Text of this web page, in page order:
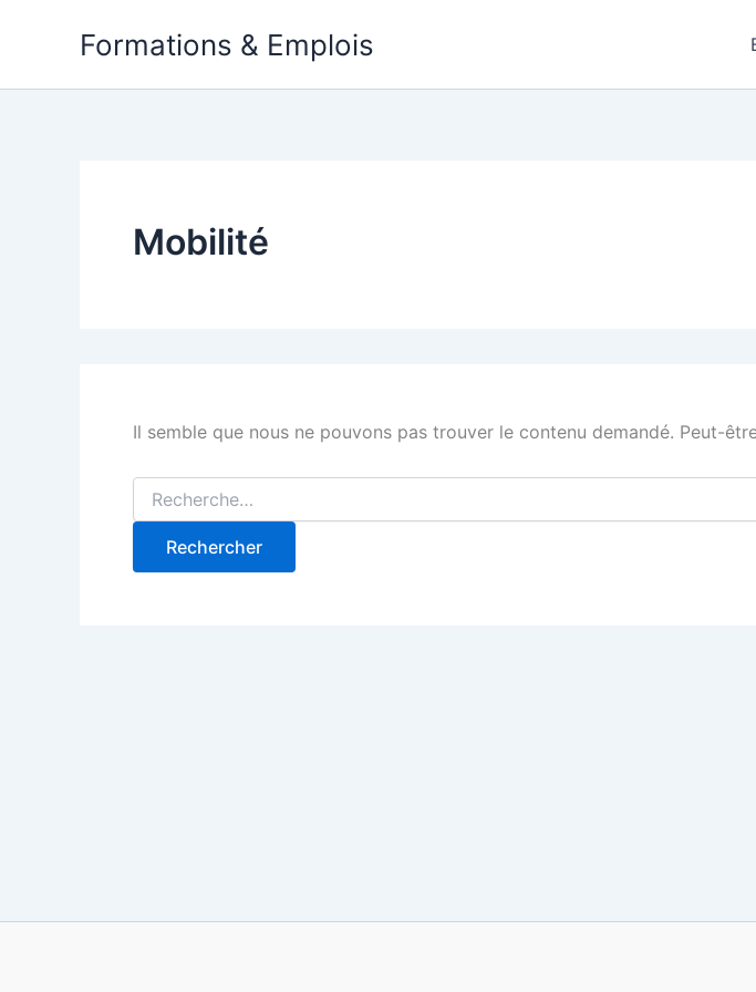
Formations & Emplois
Mobilité
Il semble que nous ne pouvons pas trouver le contenu demandé. Peut-
Rechercher :